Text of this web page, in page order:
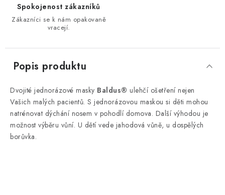
Spokojenost zákazníků
Zákazníci se k nám opakovaně
vracejí.
Popis produktu
Dvojité jednorázové masky Baldus® ulehčí ošetření nejen
Vašich malých pacientů. S jednorázovou maskou si děti mohou
natrénovat dýchání nosem v pohodlí domova. Další výhodou je
možnost výběru vůní. U dětí vede jahodová vůně, u dospělých
borůvka.